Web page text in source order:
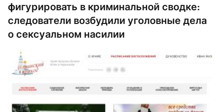
фигурировать в криминальной сводке:
следователи возбудили уголовные дела
о сексуальном насилии